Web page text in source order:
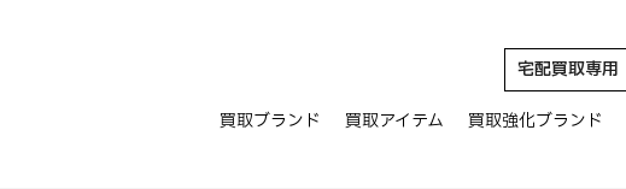
宅配買取専用
買取ブランド 買取アイテム 買取強化ブランド